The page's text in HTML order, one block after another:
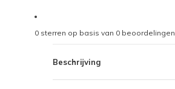
0 sterren op basis van 0 beoordelingen
Beschrijving